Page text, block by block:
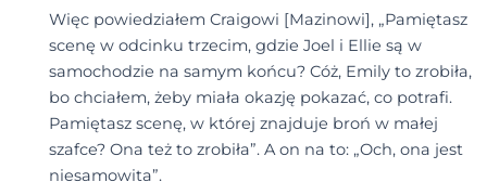
Więc powiedziałem Craigowi [Mazinowi], „Pamiętasz
scenę w odcinku trzecim, gdzie Joel i Ellie są w
samochodzie na samym końcu? Cóż, Emily to zrobiła,
bo chciałem, żeby miała okazję pokazać, co potrafi.
Pamiętasz scenę, w której znajduje broń w małej
szafce? Ona też to zrobiła”. A on na to: „Och, ona jest
niesamowita”.